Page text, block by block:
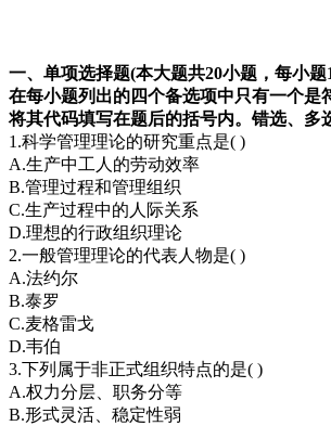
一、单项选择题(本大题共20小题，每小题
在每小题列出的四个备选项中只有一个是
将其代码填写在题后的括号内。错选、多
1.科学管理理论的研究重点是( )
A.生产中工人的劳动效率
B.管理过程和管理组织
C.生产过程中的人际关系
D.理想的行政组织理论
2.一般管理理论的代表人物是( )
A.法约尔
B.泰罗
C.麦格雷戈
D.韦伯
3.下列属于非正式组织特点的是( )
A.权力分层、职务分等
B.形式灵活、稳定性弱